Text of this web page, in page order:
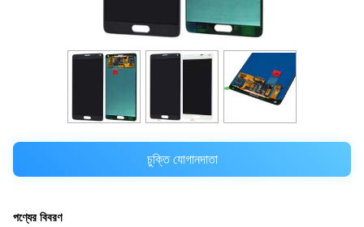
চুক্তি যোগানদাতা
পণ্যের বিবরণ